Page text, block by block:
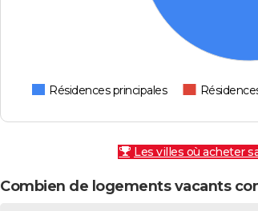
Résidences principales
Les villes où acheter
Combien de logements vacants